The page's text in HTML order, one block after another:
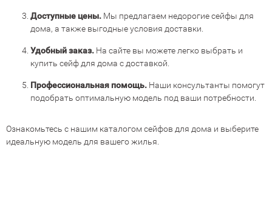
Доступные цены. Мы предлагаем недорогие сейфы для
дома, а также выгодные условия доставки.
Удобный заказ. На сайте вы можете легко выбрать и
купить сейф для дома с доставкой.
Профессиональная помощь. Наши консультанты помогут
подобрать оптимальную модель под ваши потребности.
Ознакомьтесь с нашим каталогом сейфов для дома и выберите
идеальную модель для вашего жилья.